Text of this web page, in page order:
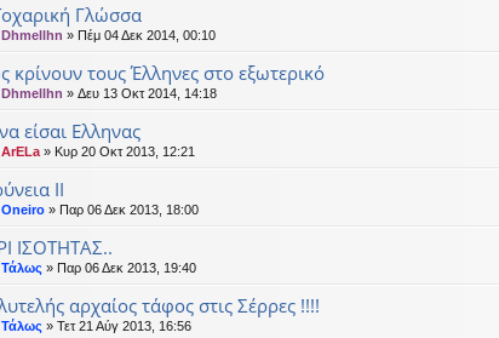
Γλώσσα
Dhmellhn » Πέμ 04 Δεκ 2014, 00:10
κρίνουν τους Έλληνες στο εξωτερικό
Dhmellhn » Δευ 13 Οκτ 2014, 14:18
είσαι Ελληνας
ArELa » Κυρ 20 Οκτ 2013, 12:21
ΙΙ
Oneiro » Παρ 06 Δεκ 2013, 18:00
ΙΣΟΤΗΤΑΣ..
Τάλως » Παρ 06 Δεκ 2013, 19:40
αρχαίος τάφος στις Σέρρες !!!!
Τάλως » Τετ 21 Αύγ 2013, 16:56